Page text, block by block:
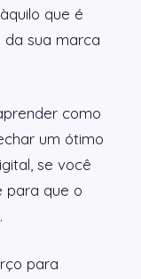
que é
da sua marca
como
um ótimo
se você
para que o
para